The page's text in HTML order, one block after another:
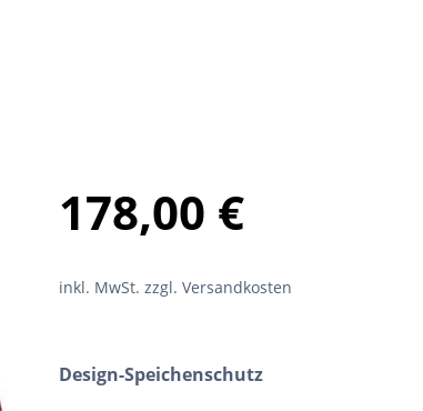
178,00 €
inkl. MwSt. zzgl. Versandkosten
Design-Speichenschutz